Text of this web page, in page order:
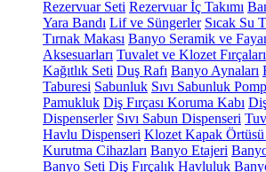
Rezervuar Seti Rezervuar İç Takımı
Yara Bandı Lif ve Süngerler Sıcak Su
Tırnak Makası Banyo Seramik ve
Aksesuarları Tuvalet ve Klozet Fırçaları
Kağıtlık Seti Duş Rafı Banyo Aynaları
Taburesi Sabunluk Sıvı Sabunluk
Pamukluk Diş Fırçası Koruma Kabı
Dispenserler Sıvı Sabun Dispenseri
Havlu Dispenseri Klozet Kapak Örtüsü
Kurutma Cihazları Banyo Etajeri
Banyo Seti Diş Fırçalık Havluluk